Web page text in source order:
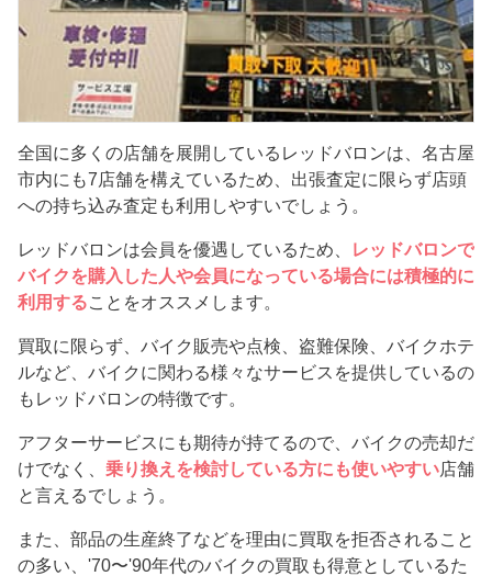
全国に多くの店舗を展開しているレッドバロンは、名古屋
市内にも7店舗を構えているため、出張査定に限らず店頭
への持ち込み査定も利用しやすいでしょう。
レッドバロンは会員を優遇しているため、
レッドバロンで
バイクを購入した人や会員になっている場合には積極的に
利用することをオススメします。
買取に限らず、バイク販売や点検、盗難保険、バイクホテ
ルなど、バイクに関わる様々なサービスを提供しているの
もレッドバロンの特徴です。
アフターサービスにも期待が持てるので、バイクの売却だ
けでなく、 乗り換えを検討している方にも使いやすい店舗
と言えるでしょう。
また、部品の生産終了などを理由に買取を拒否されること
の多い、'70〜'90年代のバイクの買取も得意としているた